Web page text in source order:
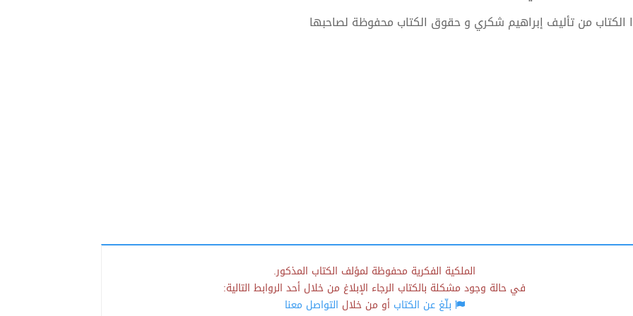
الكتاب من تأليف إبراهيم شكري و حقوق الكتاب محفوظة لصاحبها
الملكية الفكرية محفوظة لمؤلف الكتاب المذكور.
في حالة وجود مشكلة بالكتاب الرجاء الإبلاغ من خلال أحد الروابط التالية:
بلّغ عن الكتابأو من خلال التواصل معنا